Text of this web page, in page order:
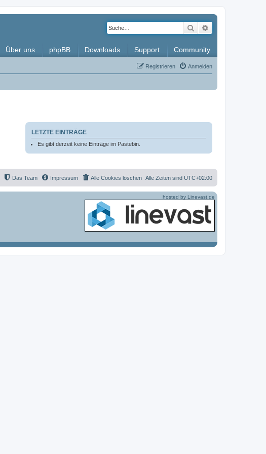
Suche
Über uns phpBB Downloads Support Community
Anmelden
Registrieren
LETZTE EINTRÄGE
Es gibt derzeit keine Einträge im Pastebin.
Alle Zeiten sind UTC+02:00
Alle Cookies löschen
Impressum
Das Team
hosted by Linevast.de